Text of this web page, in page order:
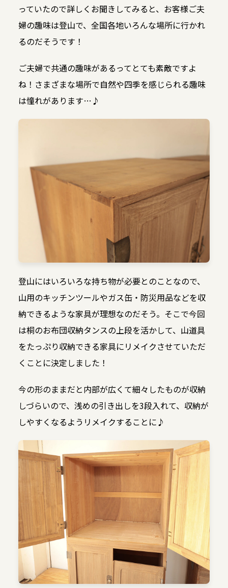
っていたので詳しくお聞きしてみると、お客様ご夫
婦の趣味は登山で、全国各地いろんな場所に行かれ
るのだそうです！
ご夫婦で共通の趣味があるってとても素敵ですよ
ね！さまざまな場所で自然や四季を感じられる趣味
は憧れがあります…♪
登山にはいろいろな持ち物が必要とのことなので、
山用のキッチンツールやガス缶・防災用品などを収
納できるような家具が理想なのだそう。そこで今回
は桐のお布団収納タンスの上段を活かして、山道具
をたっぷり収納できる家具にリメイクさせていただ
くことに決定しました！
今の形のままだと内部が広くて細々したものが収納
しづらいので、浅めの引き出しを3段入れて、収納が
しやすくなるようリメイクすることに♪